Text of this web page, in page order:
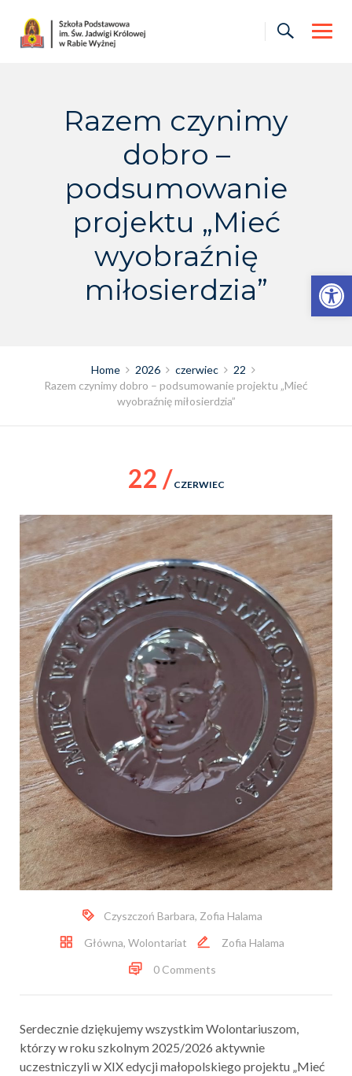
Otwórz pasek narzędzi
content
Razem czynimy
dobro –
podsumowanie
projektu „Mieć
wyobraźnię
miłosierdzia”
Home 2026 czerwiec
22
Razem czynimy dobro – podsumowanie projektu „Mieć
wyobraźnię miłosierdzia”
22 / CZERWIEC
Czyszczoń Barbara, Zofia Halama
Główna, Wolontariat
Zofia Halama
0 Comments
Serdecznie dziękujemy wszystkim Wolontariuszom,
którzy w roku szkolnym 2025/2026 aktywnie
uczestniczyli w XIX edycji małopolskiego projektu „Mieć